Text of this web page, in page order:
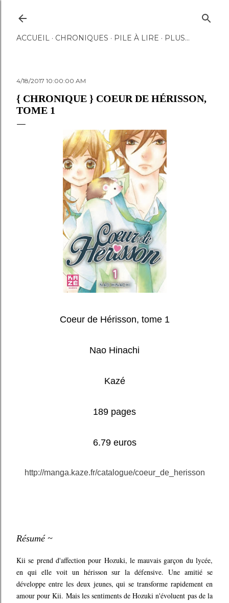
ACCUEIL CHRONIQUES PILE À LIRE PLUS…
4/18/2017 10:00:00 AM
{ CHRONIQUE } COEUR DE HÉRISSON,
TOME 1
Coeur de Hérisson, tome 1
Nao Hinachi
Kazé
189 pages
6.79 euros
http://manga.kaze.fr/catalogue/coeur_de_herisson
Résumé ~
Kii se prend d'affection pour Hozuki, le mauvais garçon du lycée,
en qui elle voit un hérisson sur la défensive. Une amitié se
développe entre les deux jeunes, qui se transforme rapidement en
amour pour Kii. Mais les sentiments de Hozuki n'évoluent pas de la